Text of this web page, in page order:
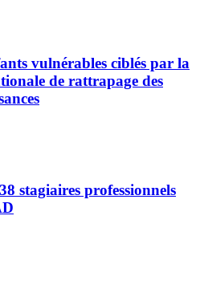
vulnérables ciblés par la
de rattrapage des
stagiaires professionnels